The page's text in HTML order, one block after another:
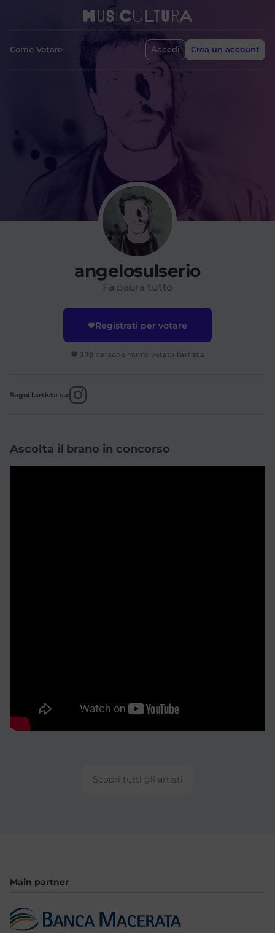
Come Votare Accedi Crea un account
angelosulserio
Fa paura tutto
Registrati per votare
370 persone hanno votato l'artista
Segui l'artista su:
Ascolta il brano in concorso
Scopri tutti gli artisti
Main partner